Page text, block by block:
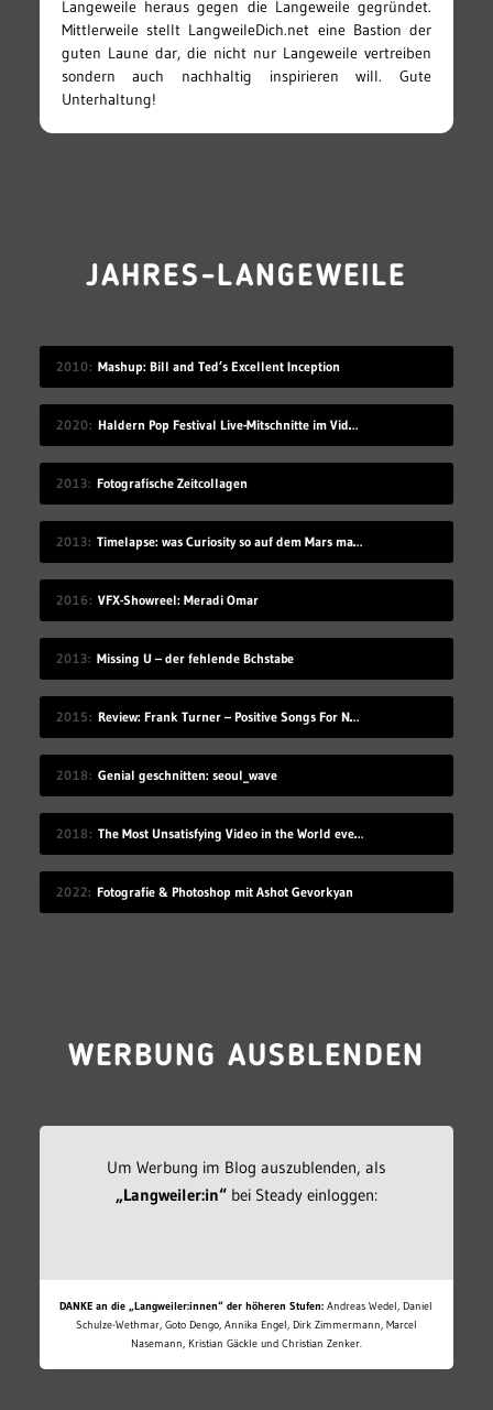
Langeweile heraus gegen die Langeweile gegründet.
Mittlerweile stellt LangweileDich.net eine Bastion der
guten Laune dar, die nicht nur Langeweile vertreiben
sondern auch nachhaltig inspirieren will. Gute
Unterhaltung!
JAHRES-LANGEWEILE
2010 Mashup: Bill and Ted’s Excellent Inception
2020 Haldern Pop Festival Live-Mitschnitte im Videostream (2008-2019)
2013 Fotografische Zeitcollagen
2013 Timelapse: was Curiosity so auf dem Mars macht
2016 VFX-Showreel: Meradi Omar
2013 Missing U – der fehlende Bchstabe
2015 Review: Frank Turner – Positive Songs For Negative People
2018 Genial geschnitten: seoul_wave
2018 The Most Unsatisfying Video in the World ever made – part 2
2022 Fotografie & Photoshop mit Ashot Gevorkyan
WERBUNG AUSBLENDEN
Um Werbung im Blog auszublenden, als
„Langweiler:in“bei Steady einloggen:
DANKE an die „Langweiler:innen“ der höheren Stufen: Andreas Wedel, Daniel
Schulze-Wethmar, Goto Dengo, Annika Engel, Dirk Zimmermann, Marcel
Nasemann, Kristian Gäckle und Christian Zenker.